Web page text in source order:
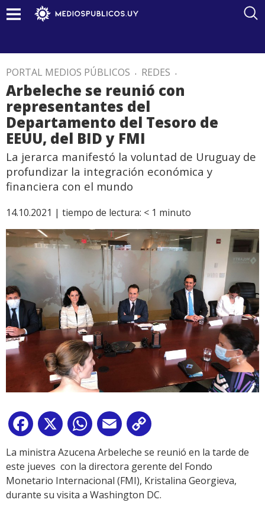
PORTAL MEDIOS PÚBLICOS . REDES .
Arbeleche se reunió con
representantes del
Departamento del Tesoro de
EEUU, del BID y FMI
La jerarca manifestó la voluntad de Uruguay de
profundizar la integración económica y
financiera con el mundo
14.10.2021 | tiempo de lectura: < 1 minuto
Facebook
X WhatsApp
Email
Link
La ministra Azucena Arbeleche se reunió en la tarde de
este jueves con la directora gerente del Fondo
Monetario Internacional (FMI), Kristalina Georgieva,
durante su visita a Washington DC.